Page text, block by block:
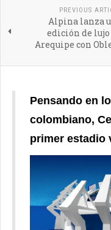
PREVIOUS
Alpina lanza
edición de lujo
Arequipe con
Pensando en
colombiano,
primer estadio